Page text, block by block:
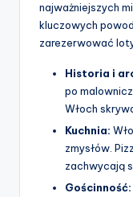
najważniejszych
kluczowych
zarezerwować
Historia i
po
Włoch
Kuchnia:
zmysłów.
zachwycają
Gościnność: